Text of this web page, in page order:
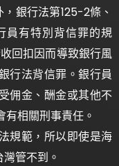
銀行法第125-2條、
員有特別背信罪的規
回扣因而導致銀行風
行法背信罪。銀行員
佣金、酬金或其他不
相關刑事責任。
規範，所以即使是海
管不到。